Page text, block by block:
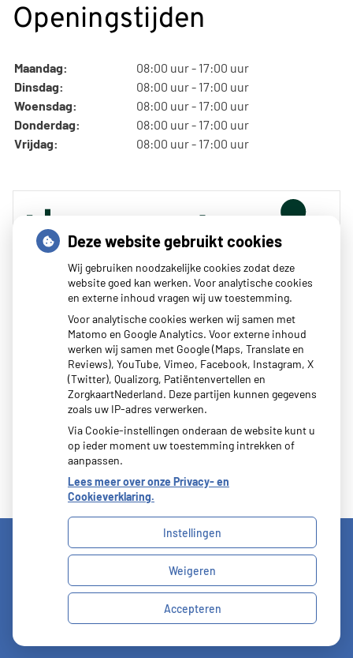
Openingstijden
Maandag:
08:00 uur - 17:00 uur
Dinsdag:
08:00 uur - 17:00 uur
Woensdag:
08:00 uur - 17:00 uur
Donderdag:
08:00 uur - 17:00 uur
Vrijdag:
08:00 uur - 17:00 uur
Zoeken
of zoek op lichaam
Betrouwbare informatie over ziekte en gezondheid
Uw Zorg Online|Beheer
Cookie-instellingen
Deze website gebruikt cookies
Wij gebruiken noodzakelijke cookies zodat deze
website goed kan werken. Voor analytische cookies
en externe inhoud vragen wij uw toestemming.
Voor analytische cookies werken wij samen met
Matomo en Google Analytics. Voor externe inhoud
werken wij samen met Google (Maps, Translate en
Reviews), YouTube, Vimeo, Facebook, Instagram, X
(Twitter), Qualizorg, Patiëntenvertellen en
ZorgkaartNederland. Deze partijen kunnen gegevens
zoals uw IP-adres verwerken.
Via Cookie-instellingen onderaan de website kunt u
op ieder moment uw toestemming intrekken of
aanpassen.
Lees meer over onze Privacy- en
Cookieverklaring.
Instellingen
Weigeren
Accepteren